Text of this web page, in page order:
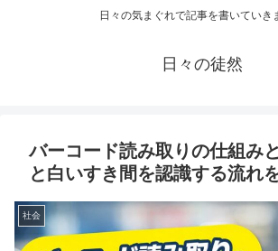
日々の気まぐれで記事を書いていき
日々の徒然
バーコード読み取りの仕組み
と白いすき間を認識する流れ
社会